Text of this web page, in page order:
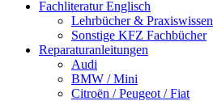
Fachliteratur Englisch
Lehrbücher & Praxiswissen
Sonstige KFZ Fachbücher
Reparaturanleitungen
Audi
BMW / Mini
Citroën / Peugeot / Fiat